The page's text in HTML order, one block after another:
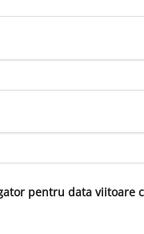
pentru data viitoare